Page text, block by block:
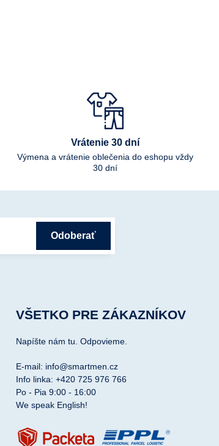
Vrátenie 30 dní
Výmena a vrátenie oblečenia do eshopu vždy
30 dní
Odoberať
VŠETKO PRE ZÁKAZNÍKOV
Napíšte nám tu. Odpovieme.
E-mail: info@smartmen.cz
Info linka: +420 725 976 766
Po - Pia 9:00 - 16:00
We speak English!